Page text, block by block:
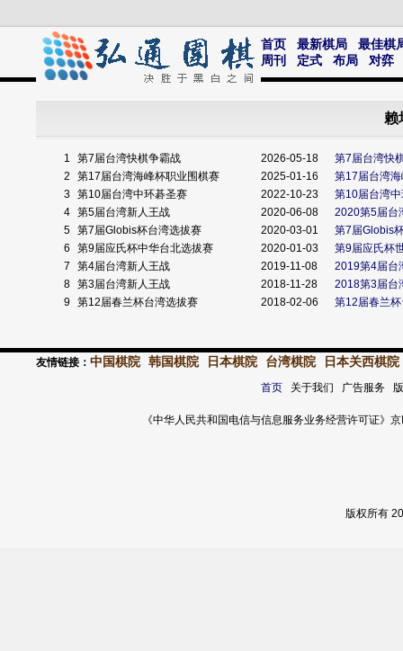
首页 最新棋局
最佳棋
周刊
定式 布局 对弈
赖
1 第7届台湾快棋争霸战 2026-05-18
第7届台湾快
2
第17届台湾海峰杯职业围棋赛 2025-01-16
第17届台湾
3 第10届台湾中环碁圣赛 2022-10-23
第10届台湾
4 第5届台湾新人王战 2020-06-08
2020第5届台
5 第7届Globis杯台湾选拔赛 2020-03-01
第7届Globis
6
第9届应氏杯中华台北选拔赛 2020-01-03
第9届应氏杯
7
第4届台湾新人王战 2019-11-08
2019第4届台
8 第3届台湾新人王战 2018-11-28
2018第3届台
9 第12届春兰杯台湾选拔赛 2018-02-06 第12届春兰
友情链接： 中国棋院 韩国棋院 日本棋院 台湾棋院 日本关西棋院
首页关于我们 广告服务
《中华人民共和国电信与信息服务业务经营许可证
版权所有